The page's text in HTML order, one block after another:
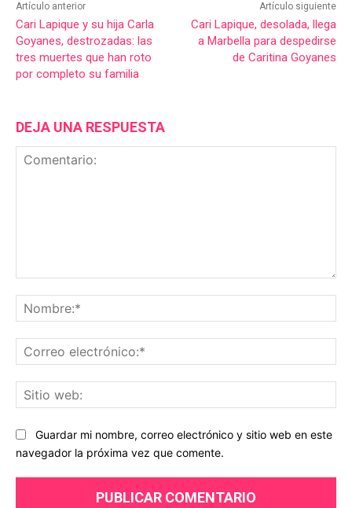
Artículo anterior
Cari Lapique y su hija Carla
Goyanes, destrozadas: las
tres muertes que han roto
por completo su familia
Artículo siguiente
Cari Lapique, desolada, llega
a Marbella para despedirse
de Caritina Goyanes
DEJA UNA RESPUESTA
Guardar mi nombre, correo electrónico y sitio web en este
navegador la próxima vez que comente.